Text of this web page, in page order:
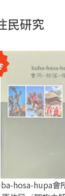
民研究
hosa-hupa